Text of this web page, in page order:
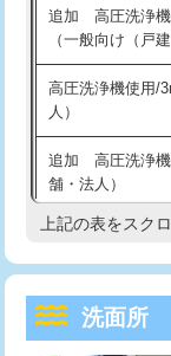
マス交換（深さ
コンクリート斫
コンクリート斫
モルタル補修（
モルタル補修（
洗面台設置
追加人工
持込商品取付（
給水管工事※（ホ
給水管工事※（
給水管工事※（
給水管工事※（
め込み）)
給水管工事※（
追加 高圧洗浄機
（一般向け（戸
高圧洗浄機使用/
人）
追加 高圧洗浄
舗・法人）
高度高圧洗浄換
トーラー機使用/
上記の表をスク
洗面所